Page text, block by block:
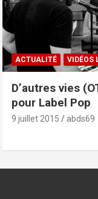
ACTUALITÉ VIDÉOS
D’autres vies
pour Label Pop
9 juillet 2015 abds69